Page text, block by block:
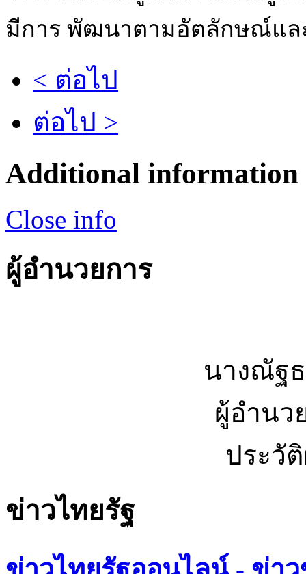
มีการ พัฒนาตามอัตลักษณ์แล
< ต่อไป
ต่อไป >
Additional information
Close info
ผู้อำนวยการ
นางณัฐ
ผู้อำนว
ประวั
ข่าวไทยรัฐ